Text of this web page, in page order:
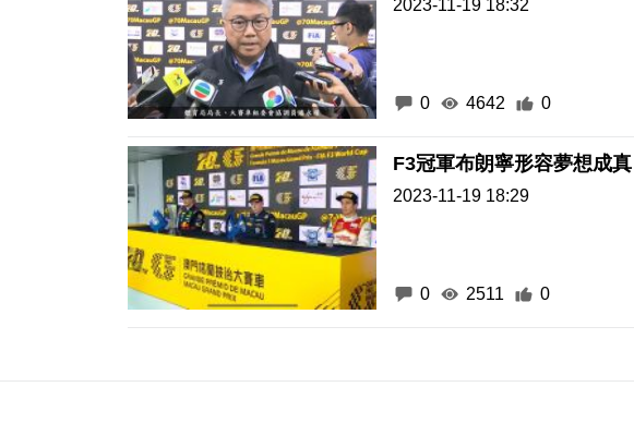
2023-11-19 18:32
0 4642 0
F3冠軍布朗寧形容夢想成真
2023-11-19 18:29
0 2511 0